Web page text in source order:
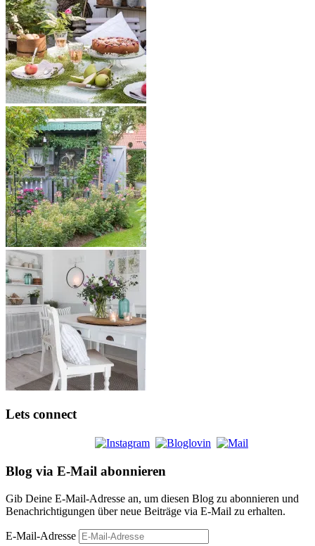
Lets connect
Blog via E-Mail abonnieren
Gib Deine E-Mail-Adresse an, um diesen Blog zu abonnieren und
Benachrichtigungen über neue Beiträge via E-Mail zu erhalten.
E-Mail-Adresse